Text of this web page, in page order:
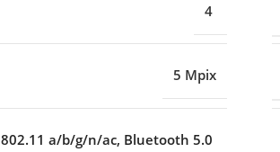
4
5 Mpix
802.11 a/b/g/n/ac, Bluetooth 5.0